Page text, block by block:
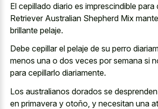
El cepillado diario es imprescindible para
Retriever Australian Shepherd Mix
brillante pelaje.
Debe cepillar el pelaje de su perro
menos una o dos veces por semana si
para cepillarlo diariamente.
Los australianos dorados se
en primavera y otoño, y necesitan una